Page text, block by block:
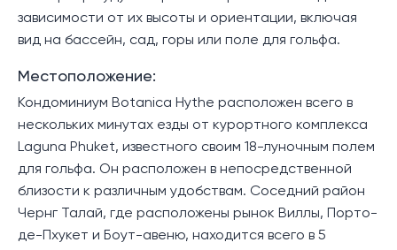
зависимости от их высоты и ориентации, включая
вид на бассейн, сад, горы или поле для гольфа.
Местоположение:
Кондоминиум Botanica Hythe расположен всего в
нескольких минутах езды от курортного комплекса
Laguna Phuket, известного своим 18-луночным полем
для гольфа. Он расположен в непосредственной
близости к различным удобствам. Соседний район
Чернг Талай, где расположены рынок Виллы, Порто-
де-Пхукет и Боут-авеню, находится всего в 5